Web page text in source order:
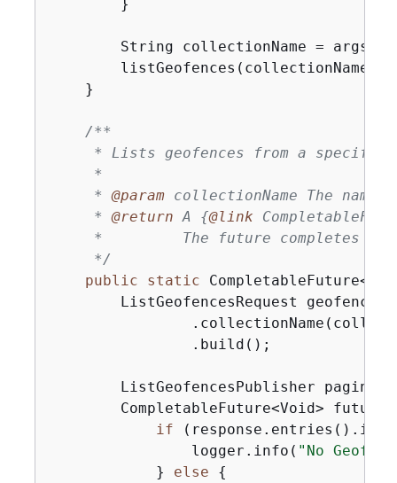
        }
        String collectionName = args[
        listGeofences(collectionName);
    }
/**
* Lists geofences from a
     *
     *
@param collectionName The
     *
@return A {@link
*         The future completes
     */
public
static
ListGeofencesRequest
                .build();
ListGeofencesPublisher
CompletableFuture<Void>
if
                logger.info(
"No
            }
else {